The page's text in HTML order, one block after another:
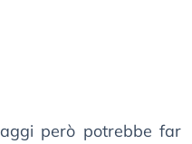
però potrebbe far